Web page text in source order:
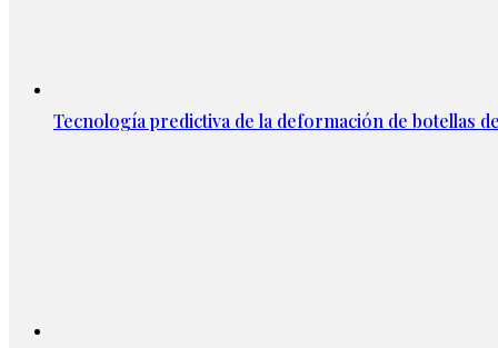
Tecnología predictiva de la deformación de botellas